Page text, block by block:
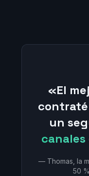
«El
un
— Thomas, la
50